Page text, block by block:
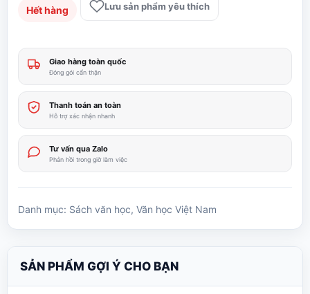
Hết hàng Lưu sản phẩm yêu thích
Giao hàng toàn quốc
Đóng gói cẩn thận
Thanh toán an toàn
Hỗ trợ xác nhận nhanh
Tư vấn qua Zalo
Phản hồi trong giờ làm việc
Danh mục: Sách văn học, Văn học Việt Nam
SẢN PHẨM GỢI Ý CHO BẠN